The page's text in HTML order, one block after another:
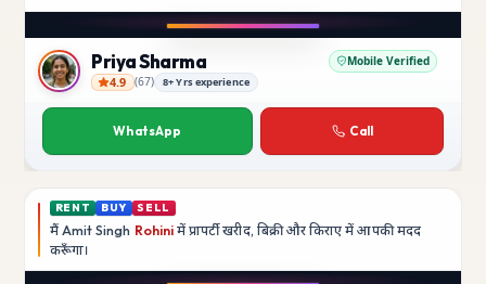
Priya Sharma
Priya Sharma Mobile Verified
4.9 (67) 8+ Yrs experience
WhatsApp Call
RENT BUY SELL
मैं Amit Singh Rohiniमें प्रापर्टी खरीद, बिक्री और किराए में आपकी मदद
करूँगा।